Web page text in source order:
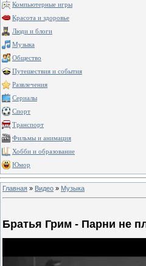
Компьютерные игры
Красота и здоровье
Люди и блоги
Музыка
Общество
Путешествия и события
Развлечения
Сериалы
Спорт
Транспорт
Фильмы и анимация
Хобби и образование
Юмор
Главная » Видео » Музыка
Братья Грим - Парни не